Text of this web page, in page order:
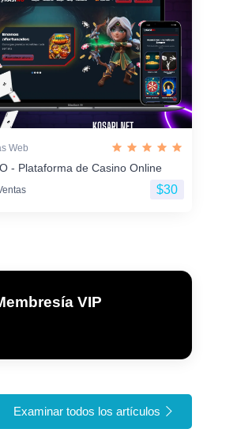
Web
- Plataforma de Casino Online
$30
VIP
Examinar todos los artículos